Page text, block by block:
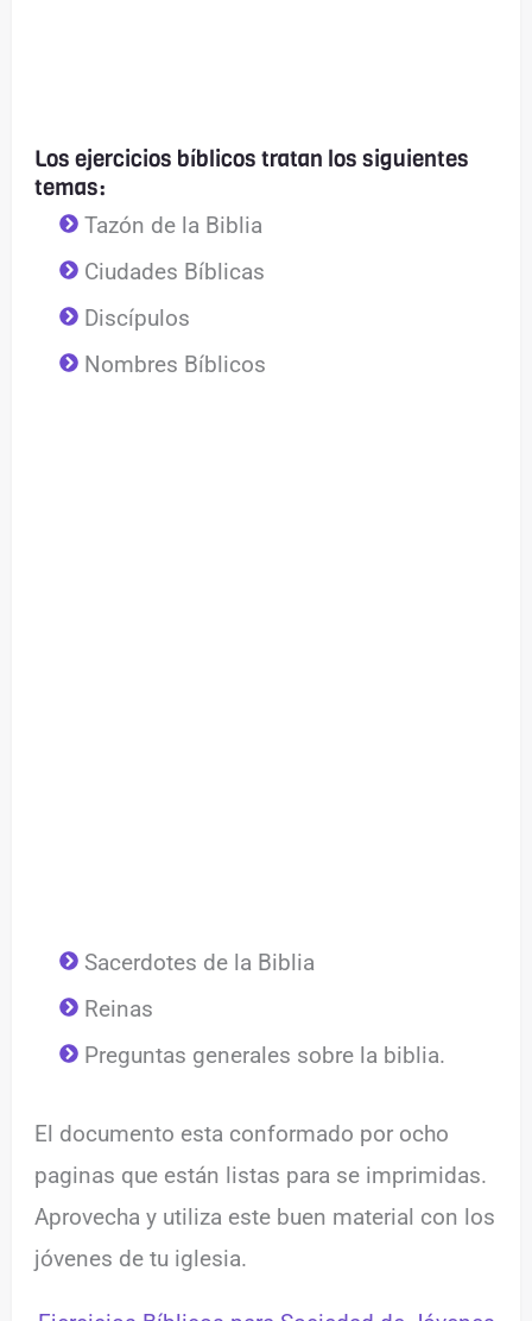
Los ejercicios bíblicos tratan los siguientes
temas:
Tazón de la Biblia
Ciudades Bíblicas
Discípulos
Nombres Bíblicos
Sacerdotes de la Biblia
Reinas
Preguntas generales sobre la biblia.
El documento esta conformado por ocho
paginas que están listas para se imprimidas.
Aprovecha y utiliza este buen material con los
jóvenes de tu iglesia.